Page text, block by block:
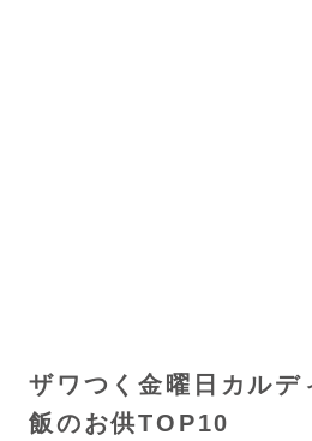
ザワつく金曜日カルデ
飯のお供TOP10